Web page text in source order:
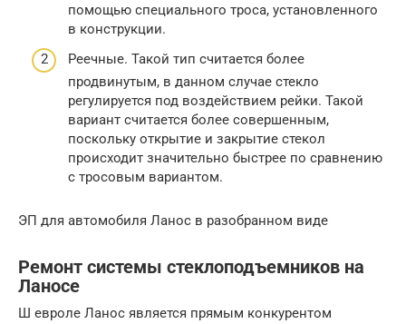
помощью специального троса, установленного
в конструкции.
Реечные. Такой тип считается более
продвинутым, в данном случае стекло
регулируется под воздействием рейки. Такой
вариант считается более совершенным,
поскольку открытие и закрытие стекол
происходит значительно быстрее по сравнению
с тросовым вариантом.
ЭП для автомобиля Ланос в разобранном виде
Ремонт системы стеклоподъемников на
Ланосе
Ш евроле Ланос является прямым конкурентом